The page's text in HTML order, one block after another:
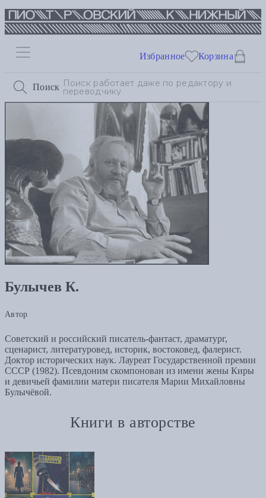
Поиск
Избранное Корзина
Булычев К.
Автор
Советский и российский писатель-фантаст, драматург,
сценарист, литературовед, историк, востоковед, фалерист.
Доктор исторических наук. Лауреат Государственной премии
СССР (1982). Псевдоним скомпонован из имени жены Киры
и девичьей фамилии матери писателя Марии Михайловны
Булычёвой.
Книги в авторстве